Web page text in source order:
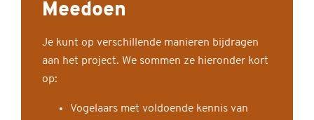
Meedoen
Je kunt op verschillende manieren bijdragen
aan het project. We sommen ze hieronder kort
op:
Vogelaars met voldoende kennis van